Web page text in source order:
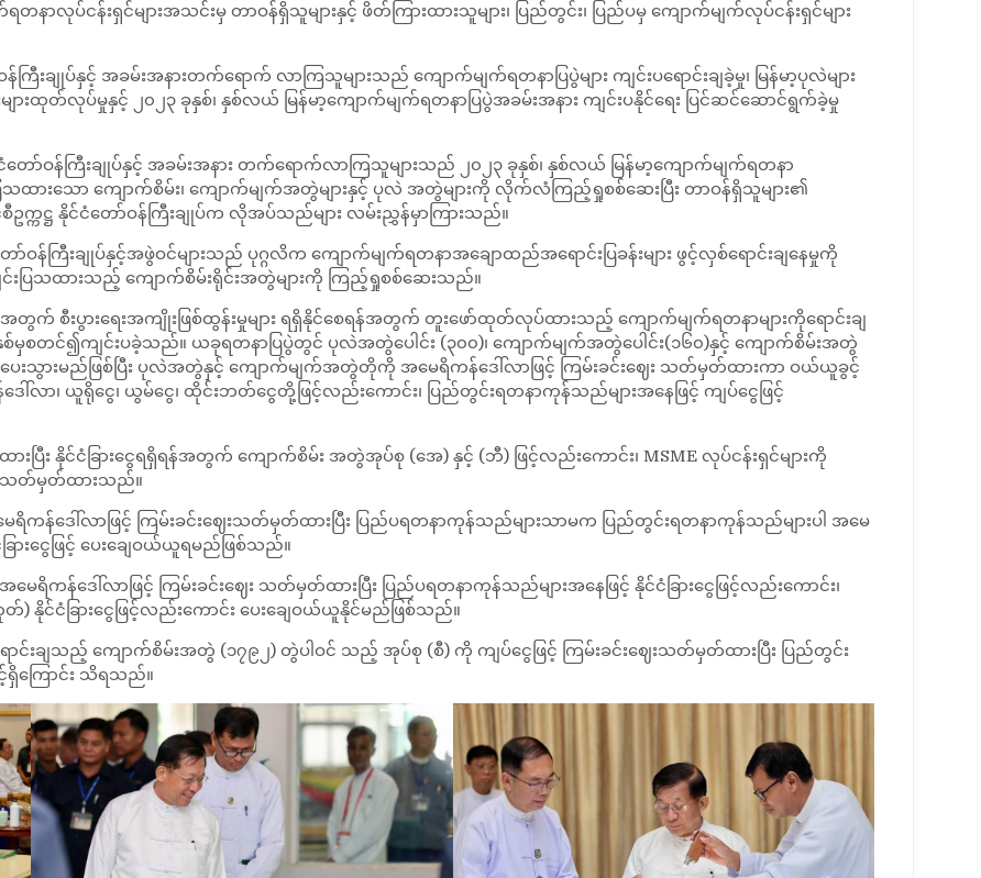
ရတနာလုပ်ငန်းရှင်များအသင်းမှ တာဝန်ရှိသူများနှင့် ဖိတ်ကြားထားသူများ၊ ပြည်တွင်း၊ ပြည်ပမှ ကျောက်မျက်လုပ်ငန်းရှင်များ
ကြီးချုပ်နှင့် အခမ်းအနားတက်ရောက် လာကြသူများသည် ကျောက်မျက်ရတနာပြပွဲများ ကျင်းပရောင်းချခဲ့မှု၊ မြန်မာ့ပုလဲများ
ားထုတ်လုပ်မှုနှင့် ၂၀၂၃ ခုနှစ်၊ နှစ်လယ် မြန်မာ့ကျောက်မျက်ရတနာပြပွဲအခမ်းအနား ကျင်းပနိုင်ရေး ပြင်ဆင်ဆောင်ရွက်ခဲ့မှု
တော်ဝန်ကြီးချုပ်နှင့် အခမ်းအနား တက်ရောက်လာကြသူများသည် ၂၀၂၃ ခုနှစ်၊ နှစ်လယ် မြန်မာ့ကျောက်မျက်ရတနာ
ြသထားသော ကျောက်စိမ်း၊ ကျောက်မျက်အတွဲများနှင့် ပုလဲ အတွဲများကို လိုက်လံကြည့်ရှုစစ်ဆေးပြီး တာဝန်ရှိသူများ၏
ဥက္ကဋ္ဌ နိုင်ငံတော်ဝန်ကြီးချုပ်က လိုအပ်သည်များ လမ်းညွှန်မှာကြားသည်။
ဝန်ကြီးချုပ်နှင့်အဖွဲဝင်များသည် ပုဂ္ဂလိက ကျောက်မျက်ရတနာအချောထည်အရောင်းပြခန်းများ ဖွင့်လှစ်ရောင်းချနေမှုကို
းပြသထားသည့် ကျောက်စိမ်းရိုင်းအတွဲများကို ကြည့်ရှုစစ်ဆေးသည်။
အတွက် စီးပွားရေးအကျိုးဖြစ်ထွန်းမှုများ ရရှိနိုင်စေရန်အတွက် တူးဖော်ထုတ်လုပ်ထားသည့် ကျောက်မျက်ရတနာများကိုရောင်းချ
နှစ်မှစတင်၍ကျင်းပခဲ့သည်။ ယခုရတနာပြပွဲတွင် ပုလဲအတွဲပေါင်း (၃၀၀)၊ ကျောက်မျက်အတွဲပေါင်း(၁၆၀)နှင့် ကျောက်စိမ်းအတွဲ
ပေးသွားမည်ဖြစ်ပြီး ပုလဲအတွဲနှင့် ကျောက်မျက်အတွဲတိုကို အမေရိကန်ဒေါ်လာဖြင့် ကြမ်းခင်းဈေး သတ်မှတ်ထားကာ ဝယ်ယူခွင့်
လာ၊ ယူရိုငွေ၊ ယွမ်ငွေ၊ ထိုင်းဘတ်ငွေတို့ဖြင့်လည်းကောင်း၊ ပြည်တွင်းရတနာကုန်သည်များအနေဖြင့် ကျပ်ငွေဖြင့်
ထားပြီး နိုင်ငံခြားငွေရရှိရန်အတွက် ကျောက်စိမ်း အတွဲအုပ်စု (အေ) နှင့် (ဘီ) ဖြင့်လည်းကောင်း၊ MSME လုပ်ငန်းရှင်များကို
သတ်မှတ်ထားသည်။
န်ဒေါ်လာဖြင့် ကြမ်းခင်းဈေးသတ်မှတ်ထားပြီး ပြည်ပရတနာကုန်သည်များသာမက ပြည်တွင်းရတနာကုန်သည်များပါ အမေ
းငွေဖြင့် ပေးချေဝယ်ယူရမည်ဖြစ်သည်။
န်ဒေါ်လာဖြင့် ကြမ်းခင်းဈေး သတ်မှတ်ထားပြီး ပြည်ပရတနာကုန်သည်များအနေဖြင့် နိုင်ငံခြားငွေဖြင့်လည်းကောင်း၊
နိုင်ငံခြားငွေဖြင့်လည်းကောင်း ပေးချေဝယ်ယူနိုင်မည်ဖြစ်သည်။
ောင်းချသည့် ကျောက်စိမ်းအတွဲ (၁၇၉၂) တွဲပါဝင် သည့် အုပ်စု (စီ) ကို ကျပ်ငွေဖြင့် ကြမ်းခင်းဈေးသတ်မှတ်ထားပြီး ပြည်တွင်း
ရှိကြောင်း သိရသည်။